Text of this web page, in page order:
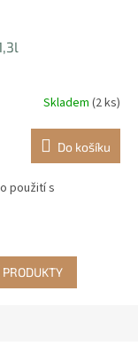
Skladem (2 ks)
Do košíku
použití s